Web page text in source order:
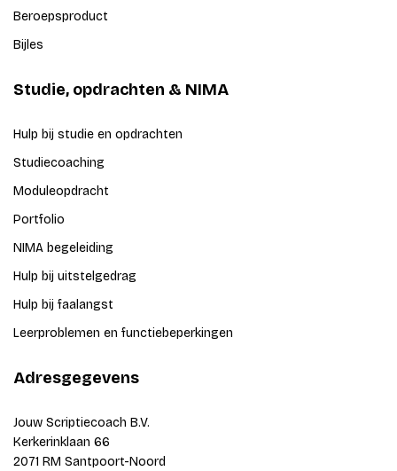
Beroepsproduct
Bijles
Studie, opdrachten & NIMA
Hulp bij studie en opdrachten
Studiecoaching
Moduleopdracht
Portfolio
NIMA begeleiding
Hulp bij uitstelgedrag
Hulp bij faalangst
Leerproblemen en functiebeperkingen
Adresgegevens
Jouw Scriptiecoach B.V.
Kerkerinklaan 66
2071 RM Santpoort-Noord